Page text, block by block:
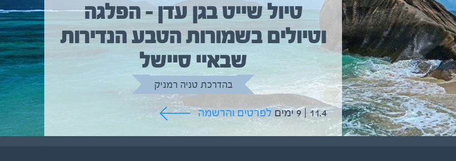
טיול שייט בגן עדן – הפלגה
וטיולים בשמורות הטבע הנדירות
שבאיי סיישל
בהדרכת טניה רמניק
11.4 | 9 ימים לפרטים והרשמה